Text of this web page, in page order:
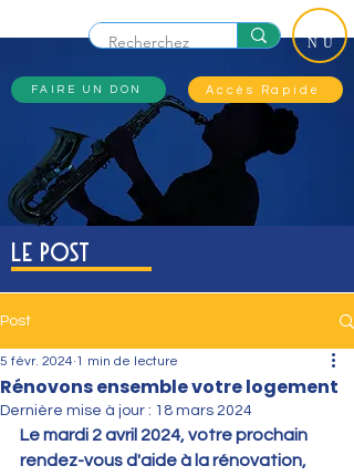
NU
FAIRE UN DON Accès Rapide
Le Post
Post
Rénovons ensemble votre logement
5 févr. 2024 1 min de lecture
Dernière mise à jour : 18 mars 2024
Le mardi 2 avril 2024, votre prochain
rendez-vous d'aide à la rénovation,